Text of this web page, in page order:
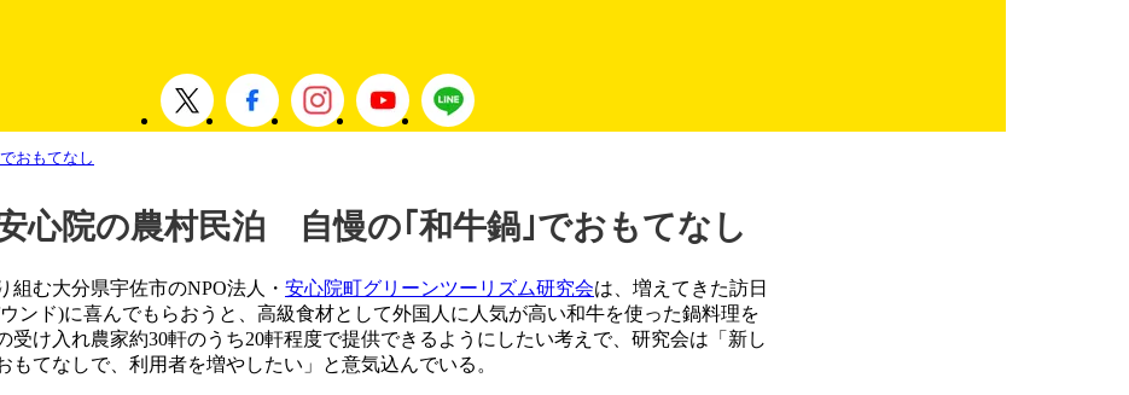
おもてなし
安心院の農村民泊 自慢の｢和牛鍋｣でおもてなし
む大分県宇佐市のNPO法人・ 安心院町グリーンツーリズム研究会は、増えてきた訪日
ンド)に喜んでもらおうと、高級食材として外国人に人気が高い和牛を使った鍋料理を
受け入れ農家約30軒のうち20軒程度で提供できるようにしたい考えで、研究会は「新し
もてなしで、利用者を増やしたい」と意気込んでいる。